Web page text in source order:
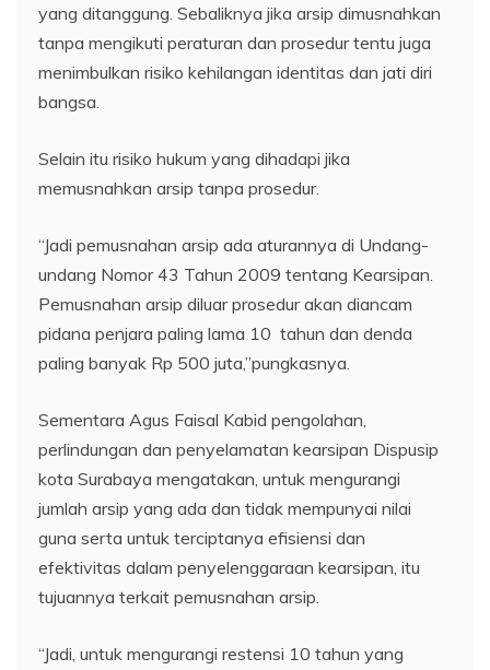
yang ditanggung. Sebaliknya jika arsip dimusnahkan
tanpa mengikuti peraturan dan prosedur tentu juga
menimbulkan risiko kehilangan identitas dan jati diri
bangsa.
Selain itu risiko hukum yang dihadapi jika
memusnahkan arsip tanpa prosedur.
“Jadi pemusnahan arsip ada aturannya di Undang-
undang Nomor 43 Tahun 2009 tentang Kearsipan.
Pemusnahan arsip diluar prosedur akan diancam
pidana penjara paling lama 10 tahun dan denda
paling banyak Rp 500 juta,”pungkasnya.
Sementara Agus Faisal Kabid pengolahan,
perlindungan dan penyelamatan kearsipan Dispusip
kota Surabaya mengatakan, untuk mengurangi
jumlah arsip yang ada dan tidak mempunyai nilai
guna serta untuk terciptanya efisiensi dan
efektivitas dalam penyelenggaraan kearsipan, itu
tujuannya terkait pemusnahan arsip.
“Jadi, untuk mengurangi restensi 10 tahun yang